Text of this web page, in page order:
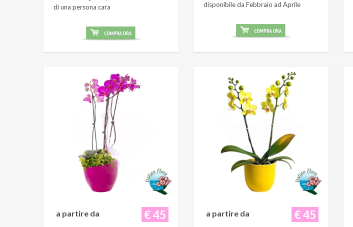
di una persona cara
disponibile da Febbraio ad Aprile
€ 45
a partire da € 45
a partire da